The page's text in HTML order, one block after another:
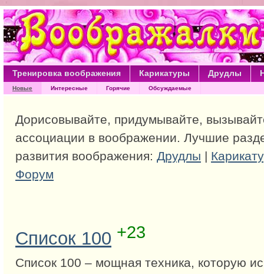
Тренировка воображения Карикатуры Друдлы
Новые Интересные Горячие Обсуждаемые
Дорисовывайте, придумывайте,
ассоциации в воображении. Лучшие
развития воображения: Друдлы |
Форум
Список 100 +23
Список 100 – мощная техника, которую